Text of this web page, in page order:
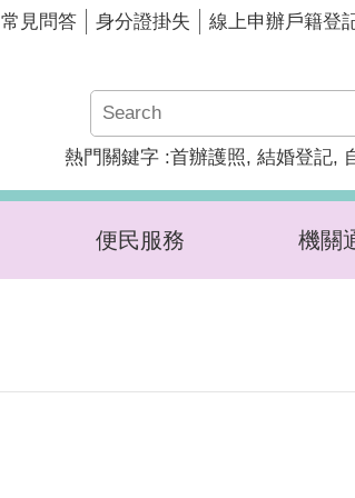
常見問答 身分證掛失 線上申辦戶籍登
熱門關鍵字 首辦護照 結婚登記
便民服務 機關